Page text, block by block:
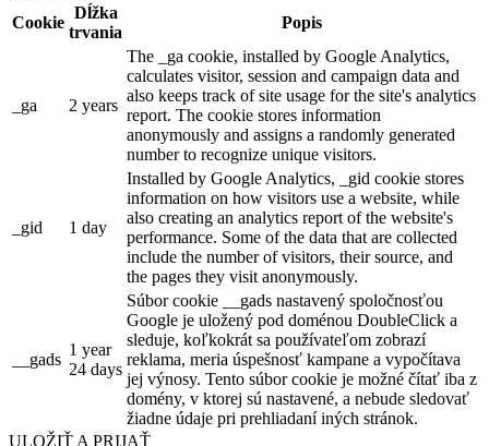
Cookie
Dĺžka
trvania
Popis
_ga 2 years
The _ga cookie, installed by Google Analytics,
calculates visitor, session and campaign data and
also keeps track of site usage for the site's analytics
report. The cookie stores information
anonymously and assigns a randomly generated
number to recognize unique visitors.
_gid 1 day
Installed by Google Analytics, _gid cookie stores
information on how visitors use a website, while
also creating an analytics report of the website's
performance. Some of the data that are collected
include the number of visitors, their source, and
the pages they visit anonymously.
__gads
1 year
24 days
Súbor cookie __gads nastavený spoločnosťou
Google je uložený pod doménou DoubleClick a
sleduje, koľkokrát sa používateľom zobrazí
reklama, meria úspešnosť kampane a vypočítava
jej výnosy. Tento súbor cookie je možné čítať iba z
domény, v ktorej sú nastavené, a nebude sledovať
žiadne údaje pri prehliadaní iných stránok.
ULOŽIŤ A PRIJAŤ